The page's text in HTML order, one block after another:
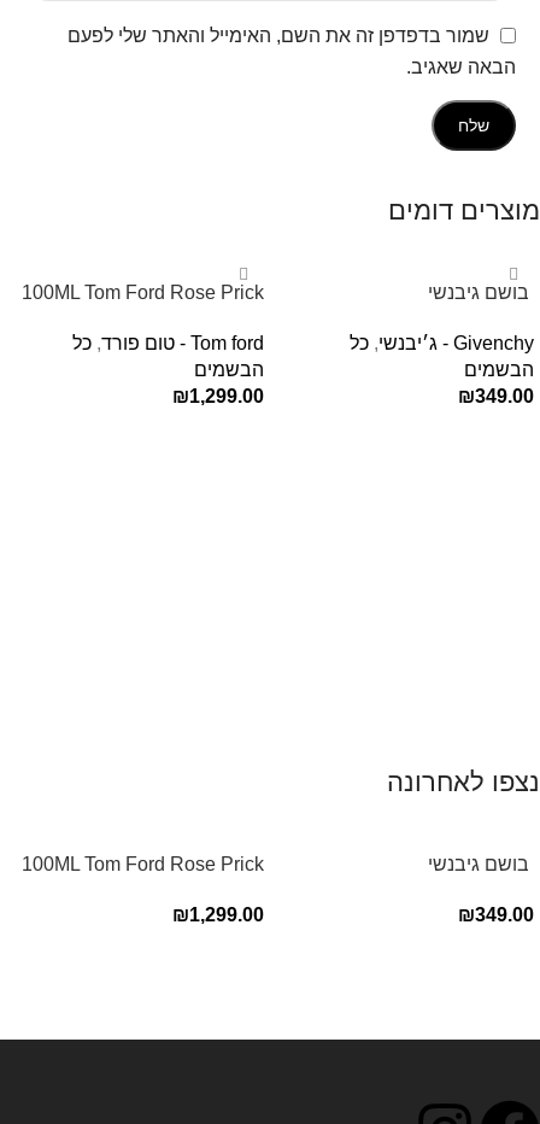
שמור בדפדפן זה את השם, האימייל והאתר שלי לפעם
הבאה שאגיב.
מוצרים דומים
‏ בושם גיבנשי
E.D.P 80ml ‏
Givenchy - ג׳יבנשי , כל
הבשמים
₪349.00
100ML Tom Ford Rose Prick
Tom ford - טום פורד
, כל
הבשמים
₪1,299.00
נצפו לאחרונה
‏ בושם גיבנשי
E.D.P 80ml ‏
₪349.00
100ML Tom Ford Rose Prick
₪1,299.00